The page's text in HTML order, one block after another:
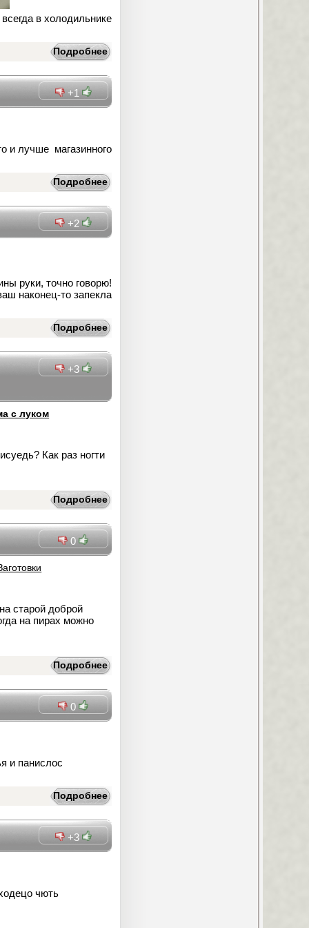
в холодильнике
Подробнее
+1
и лучше магазинного
Подробнее
+2
руки, точно говорю!
наконец-то запекла
Подробнее
+3
с луком
Как раз ногти
Подробнее
0
старой доброй
на пирах можно
Подробнее
0
и панислос
Подробнее
+3
чють